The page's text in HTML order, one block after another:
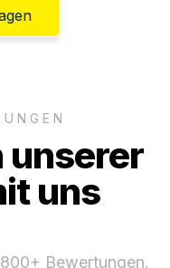
unserer
uns
Bewertungen.